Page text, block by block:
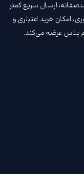
ارسال سریع کمتر
امکان خرید اعتباری و
پلاس عرضه می‌کند.